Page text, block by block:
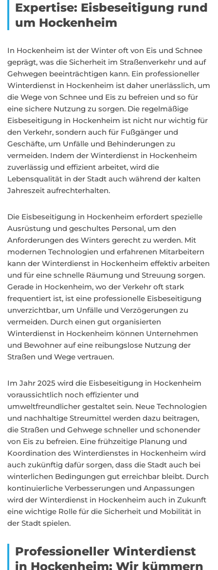
Expertise: Eisbeseitigung rund
um Hockenheim
In Hockenheim ist der Winter oft von Eis und Schnee
geprägt, was die Sicherheit im Straßenverkehr und auf
Gehwegen beeinträchtigen kann. Ein professioneller
Winterdienst in Hockenheim ist daher unerlässlich, um
die Wege von Schnee und Eis zu befreien und so für
eine sichere Nutzung zu sorgen. Die regelmäßige
Eisbeseitigung in Hockenheim ist nicht nur wichtig für
den Verkehr, sondern auch für Fußgänger und
Geschäfte, um Unfälle und Behinderungen zu
vermeiden. Indem der Winterdienst in Hockenheim
zuverlässig und effizient arbeitet, wird die
Lebensqualität in der Stadt auch während der kalten
Jahreszeit aufrechterhalten.
Die Eisbeseitigung in Hockenheim erfordert spezielle
Ausrüstung und geschultes Personal, um den
Anforderungen des Winters gerecht zu werden. Mit
modernen Technologien und erfahrenen Mitarbeitern
kann der Winterdienst in Hockenheim effektiv arbeiten
und für eine schnelle Räumung und Streuung sorgen.
Gerade in Hockenheim, wo der Verkehr oft stark
frequentiert ist, ist eine professionelle Eisbeseitigung
unverzichtbar, um Unfälle und Verzögerungen zu
vermeiden. Durch einen gut organisierten
Winterdienst in Hockenheim können Unternehmen
und Bewohner auf eine reibungslose Nutzung der
Straßen und Wege vertrauen.
Im Jahr 2025 wird die Eisbeseitigung in Hockenheim
voraussichtlich noch effizienter und
umweltfreundlicher gestaltet sein. Neue Technologien
und nachhaltige Streumittel werden dazu beitragen,
die Straßen und Gehwege schneller und schonender
von Eis zu befreien. Eine frühzeitige Planung und
Koordination des Winterdienstes in Hockenheim wird
auch zukünftig dafür sorgen, dass die Stadt auch bei
winterlichen Bedingungen gut erreichbar bleibt. Durch
kontinuierliche Verbesserungen und Anpassungen
wird der Winterdienst in Hockenheim auch in Zukunft
eine wichtige Rolle für die Sicherheit und Mobilität in
der Stadt spielen.
Professioneller Winterdienst
in Hockenheim: Wir kümmern